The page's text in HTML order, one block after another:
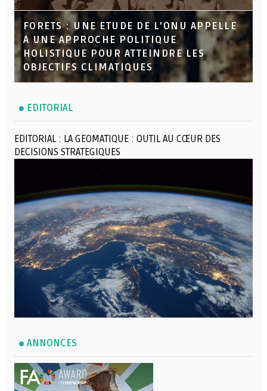
FORETS : UNE ETUDE DE L’ONU APPELLE
A UNE APPROCHE POLITIQUE
HOLISTIQUE POUR ATTEINDRE LES
OBJECTIFS CLIMATIQUES
EDITORIAL
EDITORIAL : LA GEOMATIQUE : OUTIL AU CŒUR DES
DECISIONS STRATEGIQUES
ANNONCES